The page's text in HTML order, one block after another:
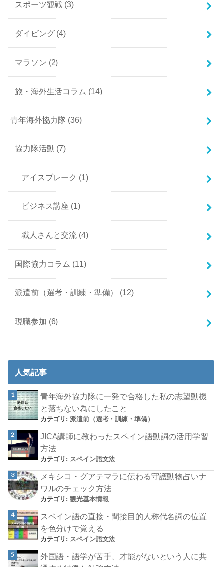
スポーツ観戦 (3)
ダイビング (4)
マラソン (2)
旅・海外生活コラム (14)
青年海外協力隊 (36)
協力隊活動 (7)
アイスブレーク (1)
ビジネス講座 (1)
職人さんと交流 (4)
国際協力コラム (11)
派遣前（選考・訓練・準備） (12)
現職参加 (6)
人気記事
青年海外協力隊に一発で合格した私の志望動機
と落ちない為にしたこと
カテゴリ:派遣前（選考・訓練・準備）
JICA講師に教わったスペイン語動詞の活用学習
方法
カテゴリ: スペイン語文法
メキシコ・グアテマラに伝わる守護動物占いナ
ワルのチェック方法
カテゴリ:観光基本情報
スペイン語の直接・間接目的人称代名詞の位置
を色分けで覚える
カテゴリ: スペイン語文法
外国語・語学が苦手、才能がないという人に共